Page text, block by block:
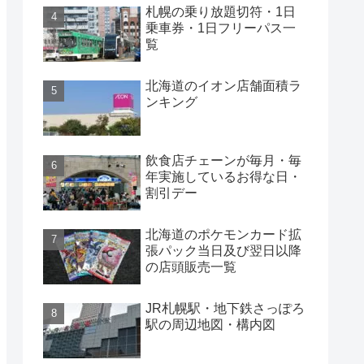
札幌の乗り放題切符・1日
乗車券・1日フリーパス一
覧
北海道のイオン店舗面積ラ
ンキング
飲食店チェーンが毎月・毎
年実施しているお得な日・
割引デー
北海道のポケモンカード拡
張パック当日及び翌日以降
の店頭販売一覧
JR札幌駅・地下鉄さっぽろ
駅の周辺地図・構内図